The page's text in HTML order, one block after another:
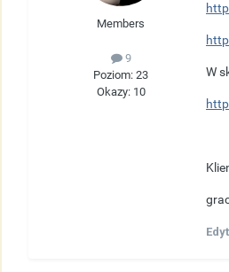
Members
9
Poziom: 23
Okazy: 10
W